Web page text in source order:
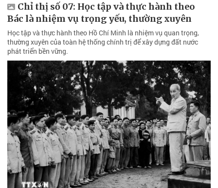
Chỉ thị số 07: Học tập và thực hành theo
Bác là nhiệm vụ trọng yếu, thường xuyên
Học tập và thực hành theo Hồ Chí Minh là nhiệm vụ quan trọng,
thường xuyên của toàn hệ thống chính trị để xây dựng đất nước
phát triển bền vững.